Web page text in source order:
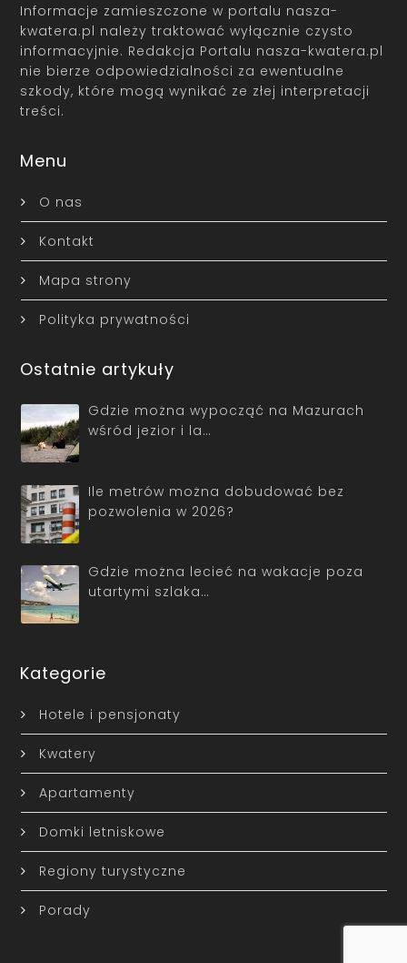
Informacje zamieszczone w portalu nasza-
kwatera.pl należy traktować wyłącznie czysto
informacyjnie. Redakcja Portalu nasza-kwatera.pl
nie bierze odpowiedzialności za ewentualne
szkody, które mogą wynikać ze złej interpretacji
treści.
Menu
O nas
Kontakt
Mapa strony
Polityka prywatności
Ostatnie artykuły
Gdzie można wypocząć na Mazurach
wśród jezior i la…
Ile metrów można dobudować bez
pozwolenia w 2026?
Gdzie można lecieć na wakacje poza
utartymi szlaka…
Kategorie
Hotele i pensjonaty
Kwatery
Apartamenty
Domki letniskowe
Regiony turystyczne
Porady